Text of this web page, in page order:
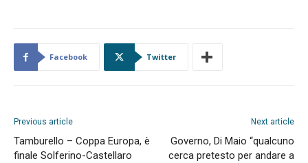
Facebook Twitter
Previous article
Tamburello – Coppa Europa, è
finale Solferino-Castellaro
Next article
Governo, Di Maio “qualcuno
cerca pretesto per andare a